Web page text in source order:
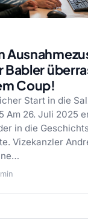
Babler
Coup!
Start in die
Am 26. Juli 2025
in die
Vizekanzler